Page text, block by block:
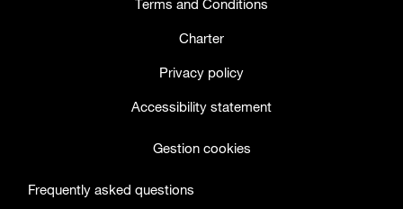
Terms and Conditions
Charter
Privacy policy
Accessibility statement
Gestion cookies
Frequently asked questions